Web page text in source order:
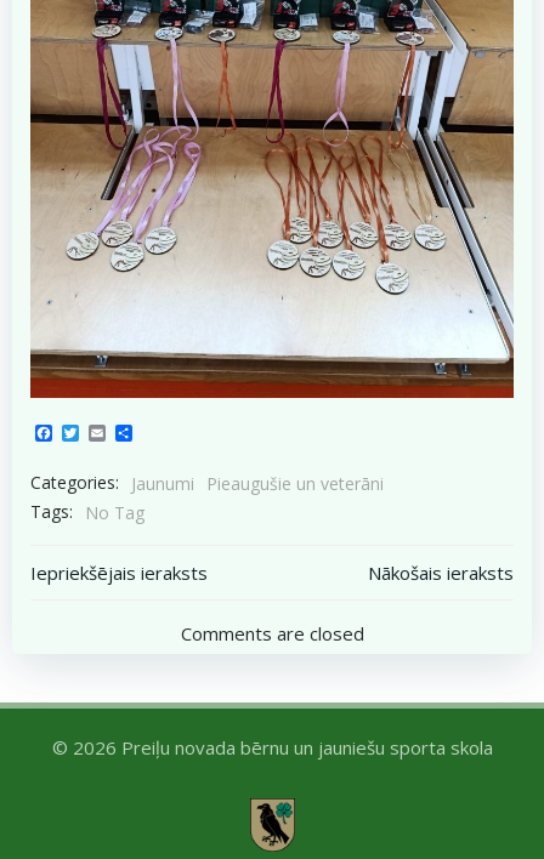
Facebook
Twitter
Email
Categories: Jaunumi
Pieaugušie un veterāni
Tags:
No Tag
Post
navigation
Iepriekšējais ieraksts
navigation
Nākošais ieraksts
Comments are closed
© 2026 Preiļu novada bērnu un jauniešu sporta skola